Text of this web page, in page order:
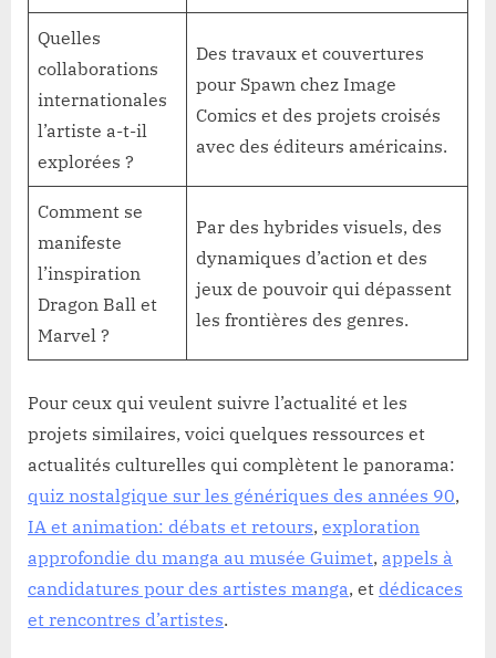
Quelles
collaborations
internationales
l’artiste a-t-il
explorées ?
Des travaux et couvertures
pour Spawn chez Image
Comics et des projets croisés
avec des éditeurs américains.
Comment se
manifeste
l’inspiration
Dragon Ball et
Marvel ?
Par des hybrides visuels, des
dynamiques d’action et des
jeux de pouvoir qui dépassent
les frontières des genres.
Pour ceux qui veulent suivre l’actualité et les
projets similaires, voici quelques ressources et
actualités culturelles qui complètent le panorama:
quiz nostalgique sur les génériques des années 90,
IA et animation: débats et retours, exploration
approfondie du manga au musée Guimet, appels à
candidatures pour des artistes manga, et dédicaces
et rencontres d’artistes.